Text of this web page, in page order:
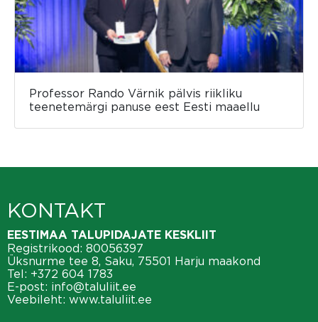
Professor Rando Värnik pälvis riikliku
teenetemärgi panuse eest Eesti maaellu
KONTAKT
EESTIMAA TALUPIDAJATE KESKLIIT
Registrikood: 80056397
Üksnurme tee 8, Saku, 75501 Harju maakond
Tel: +372 604 1783
E-post: info@taluliit.ee
Veebileht: www.taluliit.ee